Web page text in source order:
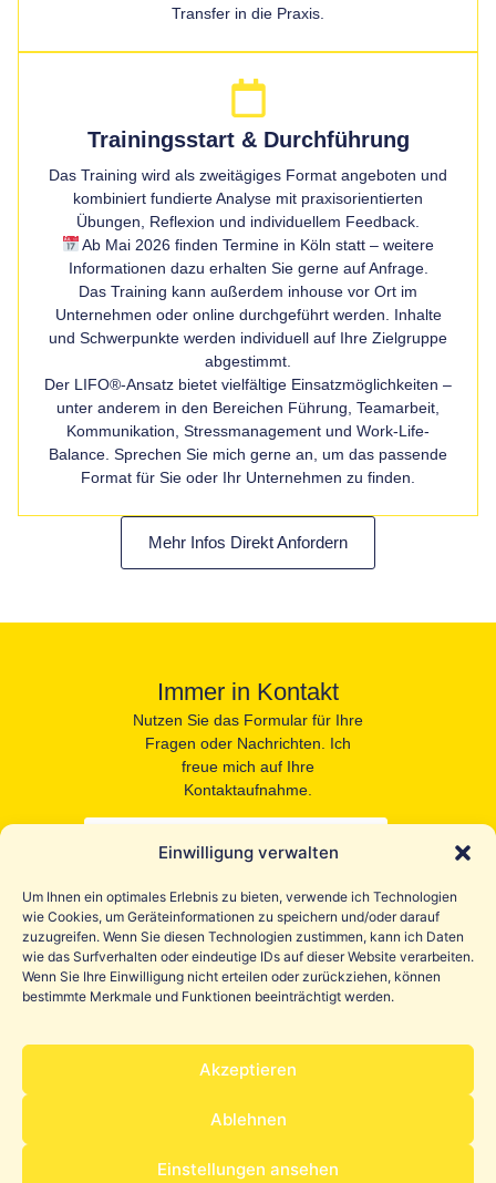
Einwilligung verwalten
Um Ihnen ein optimales Erlebnis zu bieten, verwende ich Technologien
wie Cookies, um Geräteinformationen zu speichern und/oder darauf
zuzugreifen. Wenn Sie diesen Technologien zustimmen, kann ich Daten
wie das Surfverhalten oder eindeutige IDs auf dieser Website verarbeiten.
Wenn Sie Ihre Einwilligung nicht erteilen oder zurückziehen, können
bestimmte Merkmale und Funktionen beeinträchtigt werden.
Akzeptieren
Ablehnen
Einstellungen ansehen
Transfer in die Praxis.
Trainingsstart & Durchführung
Das Training wird als zweitägiges Format angeboten und
kombiniert fundierte Analyse mit praxisorientierten
Übungen, Reflexion und individuellem Feedback.
Ab Mai 2026 finden Termine in Köln statt – weitere
Informationen dazu erhalten Sie gerne auf Anfrage.
Das Training kann außerdem inhouse vor Ort im
Unternehmen oder online durchgeführt werden. Inhalte
und Schwerpunkte werden individuell auf Ihre Zielgruppe
abgestimmt.
Der LIFO®-Ansatz bietet vielfältige Einsatzmöglichkeiten –
unter anderem in den Bereichen Führung, Teamarbeit,
Kommunikation, Stressmanagement und Work-Life-
Balance. Sprechen Sie mich gerne an, um das passende
Format für Sie oder Ihr Unternehmen zu finden.
Mehr Infos Direkt Anfordern
Immer in Kontakt
Nutzen Sie das Formular für Ihre
Fragen oder Nachrichten. Ich
freue mich auf Ihre
Kontaktaufnahme.
Senden
© 2025 – 2026 Sabine Wirth |Impressum